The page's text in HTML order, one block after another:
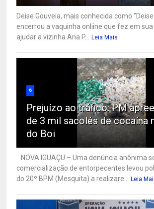
Deise Gouveia, mais conhecida como
encerrou a vaquinha onliine que fez em
ajudar a vizinha Ana P...
Leia Mais
6
Prejuízo ao tráfico: PM
de 3 mil sacolés de cocaína
do Boi
NOVA IGUAÇU – Uma denúncia anônima
comercialização de entorpecentes levou
do 20º BPM (Mesquita) a realizare...
Leia